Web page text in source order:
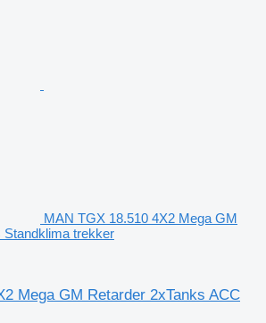
MAN TGX 18.510 4X2 Mega GM
Standklima trekker
Mega GM Retarder 2xTanks ACC